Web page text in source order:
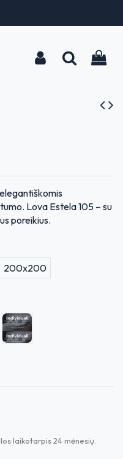
Lova Estela 105 – su
poreikius.
200x200
18
Individuali
laikotarpis 24 mėnesių.